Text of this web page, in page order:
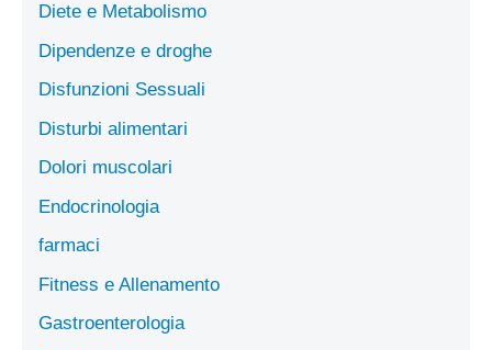
Diete e Metabolismo
Dipendenze e droghe
Disfunzioni Sessuali
Disturbi alimentari
Dolori muscolari
Endocrinologia
farmaci
Fitness e Allenamento
Gastroenterologia